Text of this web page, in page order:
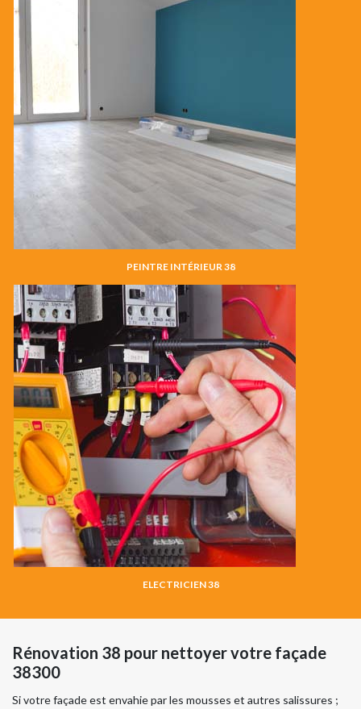
PEINTRE INTÉRIEUR 38
ELECTRICIEN 38
Rénovation 38 pour nettoyer votre façade
38300
Si votre façade est envahie par les mousses et autres salissures ;